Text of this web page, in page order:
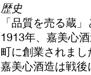
歴史
「品質を売る蔵
1913年、嘉美心
町に創業されまし
嘉美心酒造は戦